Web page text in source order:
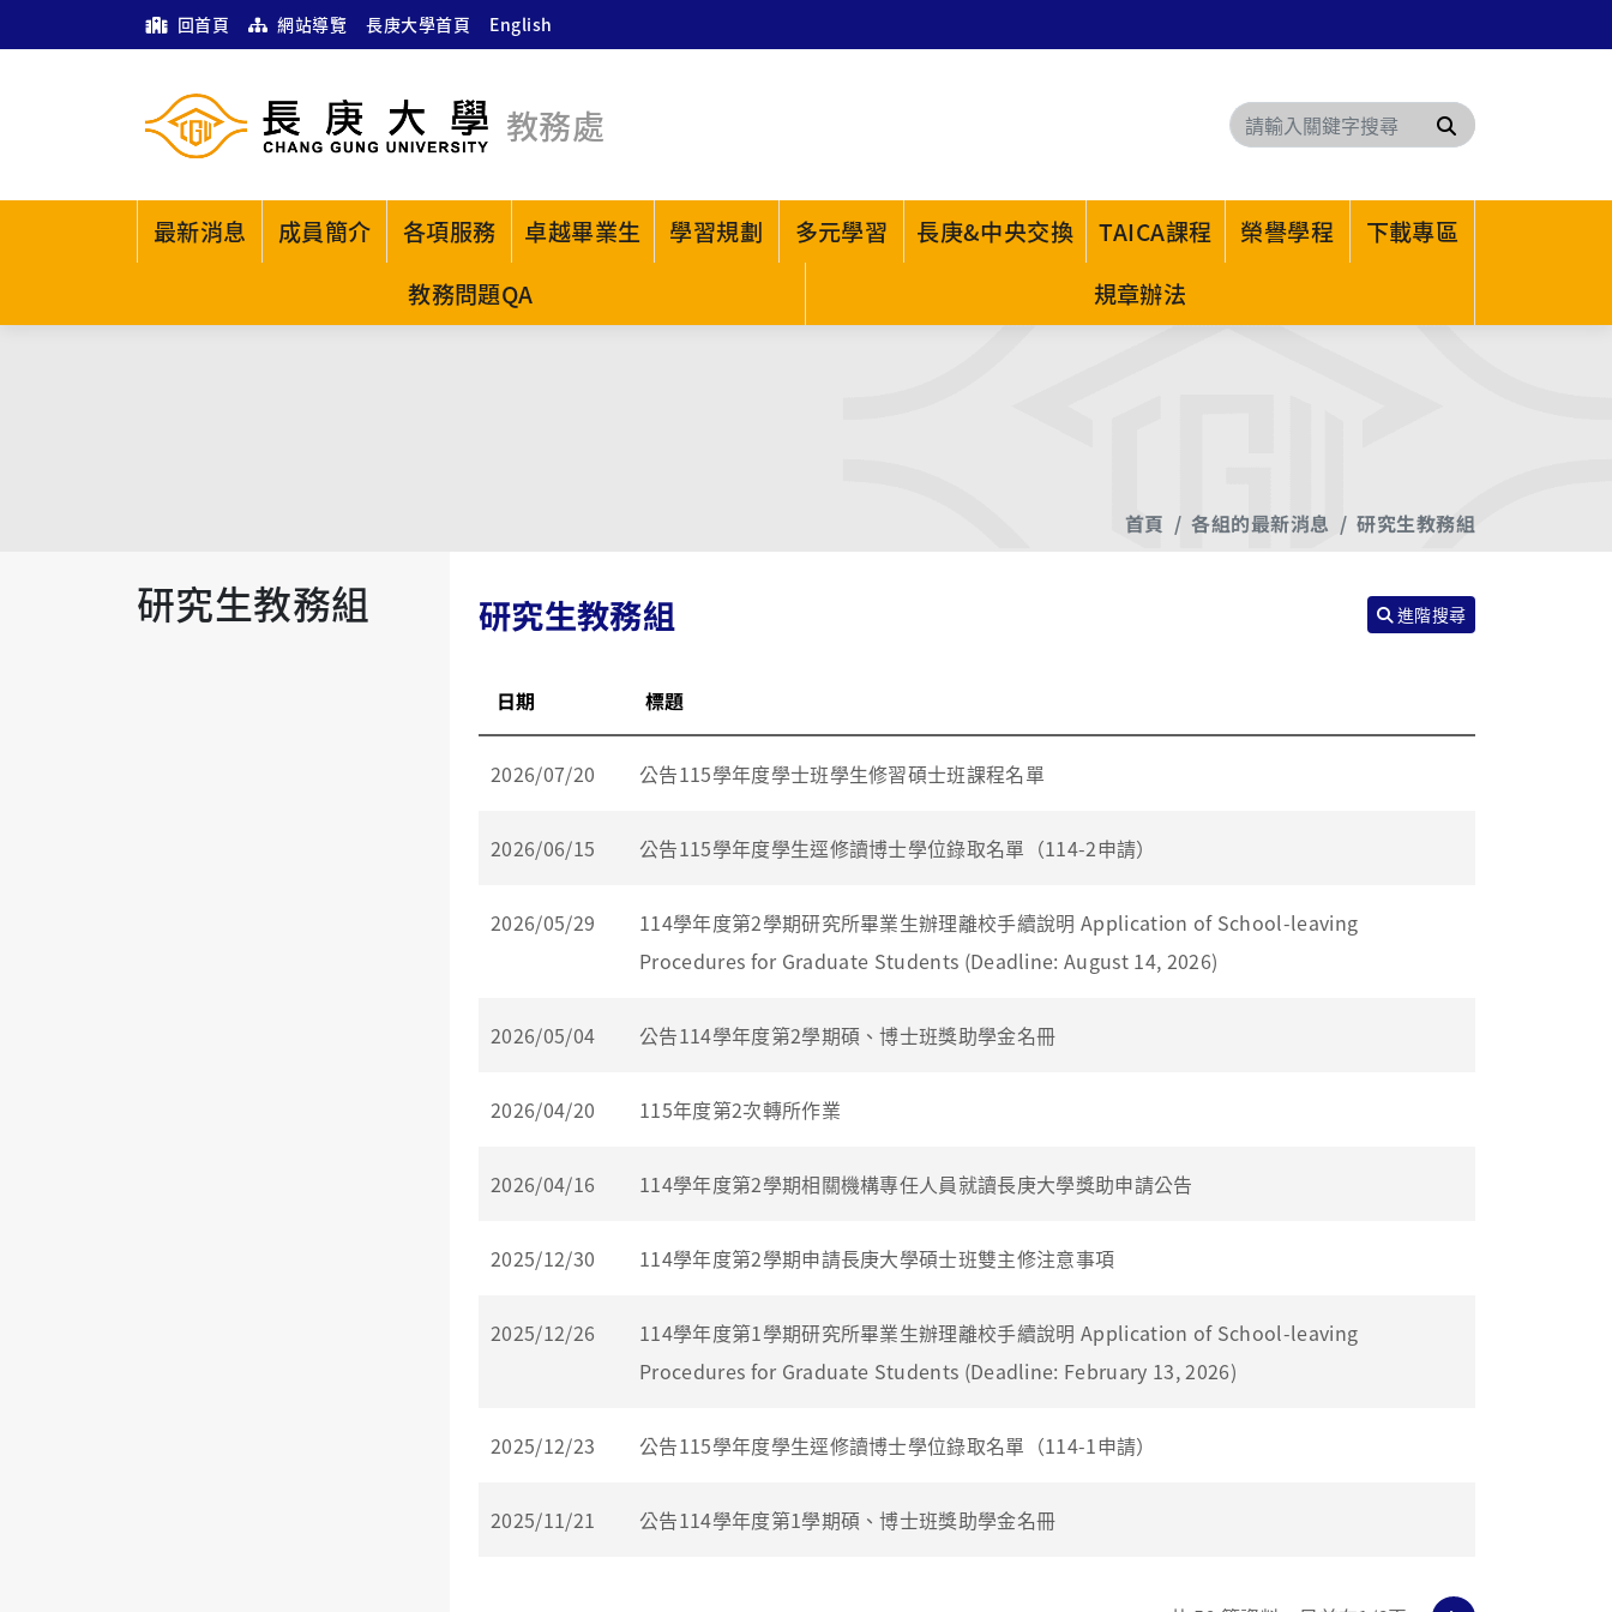
回首頁 網站導覽 長庚大學首頁 English
教務處 搜尋
最新消息 成員簡介 各項服務 卓越畢業生 學習規劃 多元學習 長庚&中央交換 TAICA課程 榮譽學程
下載專區
教務問題QA
規章辦法
首頁 各組的最新消息 研究生教務組
研究生教務組 研究生教務組 進階搜尋
日期 標題
2026/07/20 公告115學年度學士班學生修習碩士班課程名單
2026/06/15 公告115學年度學生逕修讀博士學位錄取名單（114-2申請）
2026/05/29
114學年度第2學期研究所畢業生辦理離校手續說明 Application of School-leaving
Procedures for Graduate Students (Deadline: August 14, 2026)
2026/05/04 公告114學年度第2學期碩、博士班獎助學金名冊
2026/04/20 115年度第2次轉所作業
2026/04/16 114學年度第2學期相關機構專任人員就讀長庚大學獎助申請公告
2025/12/30 114學年度第2學期申請長庚大學碩士班雙主修注意事項
2025/12/26
114學年度第1學期研究所畢業生辦理離校手續說明 Application of School-leaving
Procedures for Graduate Students (Deadline: February 13, 2026)
2025/12/23 公告115學年度學生逕修讀博士學位錄取名單（114-1申請）
2025/11/21 公告114學年度第1學期碩、博士班獎助學金名冊